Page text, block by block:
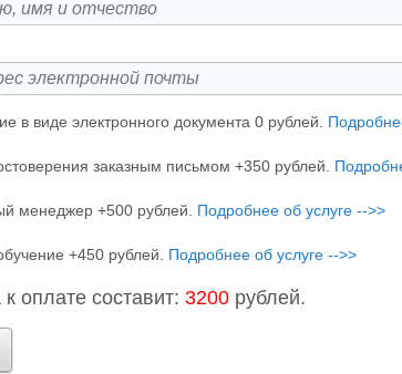
в виде электронного документа 0 рублей.
заказным письмом +350 рублей.
менеджер +500 рублей. Подробнее об услуге -->>
+450 рублей. Подробнее об услуге -->>
оплате составит: 3200 рублей.